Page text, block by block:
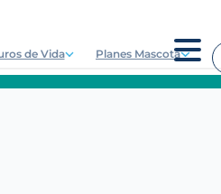
de Vida Planes Mascota